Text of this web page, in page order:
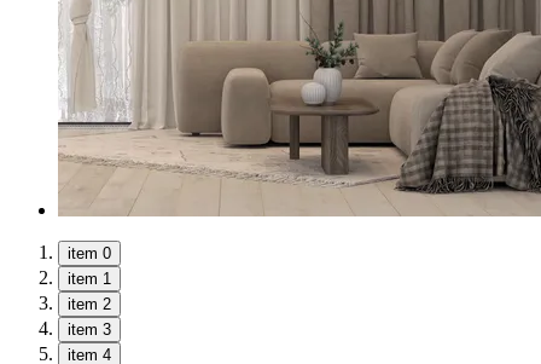
item 0
item 1
item 2
item 3
item 4